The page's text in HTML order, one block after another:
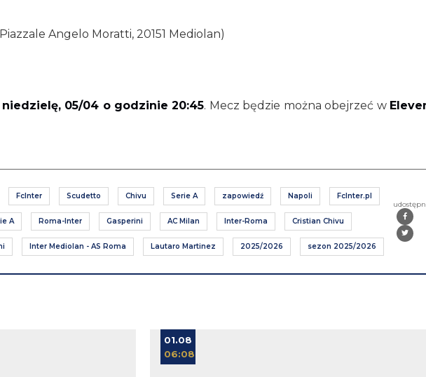
Angelo Moratti, 20151 Mediolan)
niedzielę, 05/04 o godzinie 20:45. Mecz będzie można obejrzeć w
FcInter Scudetto Chivu Serie A zapowiedź Napoli FcInter.pl
A Roma-Inter Gasperini AC Milan Inter-Roma Cristian Chivu
Inter Mediolan - AS Roma Lautaro Martinez 2025/2026 sezon 2025/2026
01.08
06:08